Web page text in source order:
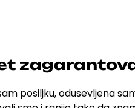
posiljku, odusevljena